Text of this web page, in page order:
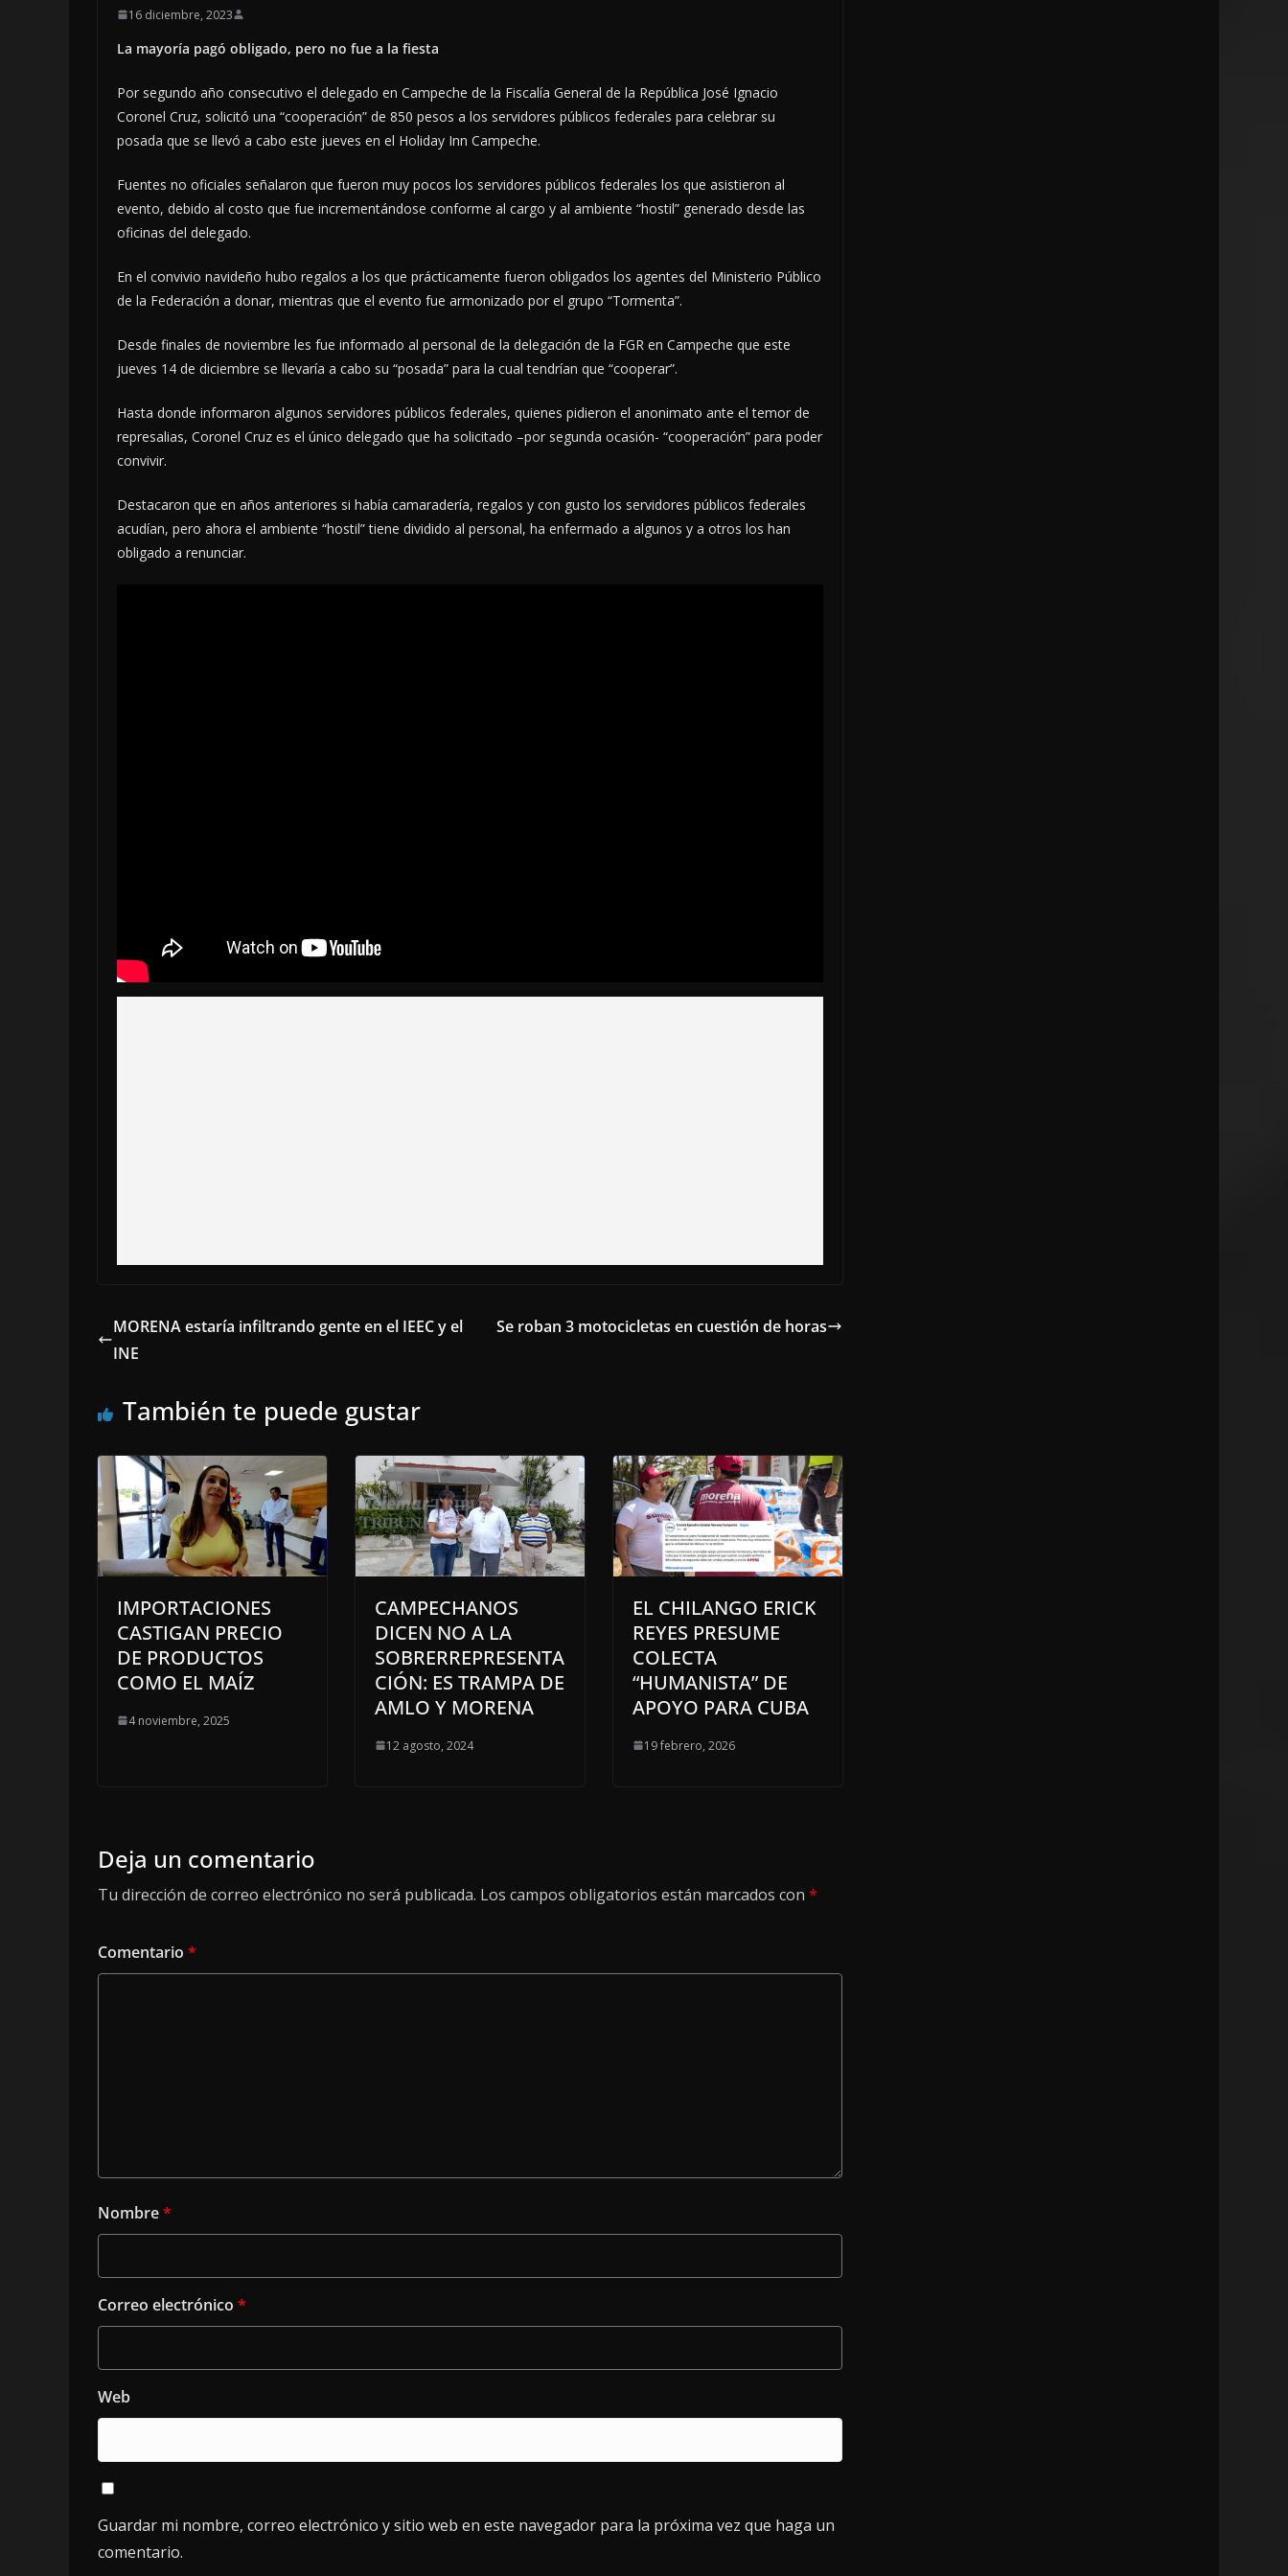
16 diciembre, 2023
La mayoría pagó obligado, pero no fue a la fiesta
Por segundo año consecutivo el delegado en Campeche de la Fiscalía General de la República José Ignacio
Coronel Cruz, solicitó una “cooperación” de 850 pesos a los servidores públicos federales para celebrar su
posada que se llevó a cabo este jueves en el Holiday Inn Campeche.
Fuentes no oficiales señalaron que fueron muy pocos los servidores públicos federales los que asistieron al
evento, debido al costo que fue incrementándose conforme al cargo y al ambiente “hostil” generado desde las
oficinas del delegado.
En el convivio navideño hubo regalos a los que prácticamente fueron obligados los agentes del Ministerio Público
de la Federación a donar, mientras que el evento fue armonizado por el grupo “Tormenta”.
Desde finales de noviembre les fue informado al personal de la delegación de la FGR en Campeche que este
jueves 14 de diciembre se llevaría a cabo su “posada” para la cual tendrían que “cooperar”.
Hasta donde informaron algunos servidores públicos federales, quienes pidieron el anonimato ante el temor de
represalias, Coronel Cruz es el único delegado que ha solicitado –por segunda ocasión- “cooperación” para poder
convivir.
Destacaron que en años anteriores si había camaradería, regalos y con gusto los servidores públicos federales
acudían, pero ahora el ambiente “hostil” tiene dividido al personal, ha enfermado a algunos y a otros los han
obligado a renunciar.
MORENA estaría infiltrando gente en el IEEC y el
INE
Se roban 3 motocicletas en cuestión de horas
También te puede gustar
IMPORTACIONES
CASTIGAN PRECIO
DE PRODUCTOS
COMO EL MAÍZ
4 noviembre, 2025
CAMPECHANOS
DICEN NO A LA
SOBRERREPRESENTA
CIÓN: ES TRAMPA DE
AMLO Y MORENA
12 agosto, 2024
EL CHILANGO ERICK
REYES PRESUME
COLECTA
“HUMANISTA” DE
APOYO PARA CUBA
19 febrero, 2026
Deja un comentario
Tu dirección de correo electrónico no será publicada. Los campos obligatorios están marcados con *
Comentario *
Nombre*
Correo electrónico *
Web
Guardar mi nombre, correo electrónico y sitio web en este navegador para la próxima vez que haga un
comentario.